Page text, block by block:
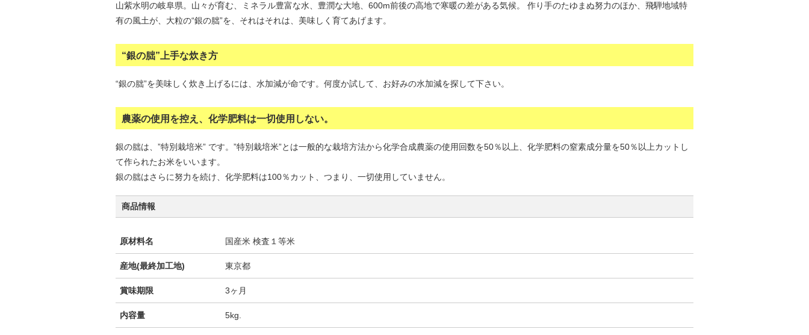
山紫水明の岐阜県。山々が育む、ミネラル豊富な水、豊潤な大地、600m前後の高地で寒暖の差がある気候。 作り手のたゆまぬ努力のほか、飛騨地域特
有の風土が、大粒の“銀の朏”を、それはそれは、美味しく育てあげます。
“銀の朏”上手な炊き方
“銀の朏”を美味しく炊き上げるには、水加減が命です。何度か試して、お好みの水加減を探して下さい。
農薬の使用を控え、化学肥料は一切使用しない。
銀の朏は、”特別栽培米” です。”特別栽培米”とは一般的な栽培方法から化学合成農薬の使用回数を50％以上、化学肥料の窒素成分量を50％以上カットし
て作られたお米をいいます。
銀の朏はさらに努力を続け、化学肥料は100％カット、つまり、一切使用していません。
商品情報
原材料名 国産米 検査１等米
産地(最終加工地) 東京都
賞味期限 3ヶ月
内容量 5kg.